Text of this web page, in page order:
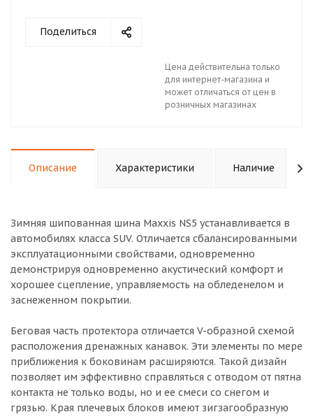
Поделиться
Цена действительна только
для интернет-магазина и
может отличаться от цен в
розничных магазинах
Описание Характеристики Наличие
Зимняя шипованная шина Maxxis NS5 устанавливается в
автомобилях класса SUV. Отличается сбалансированными
эксплуатационными свойствами, одновременно
демонстрируя одновременно акустический комфорт и
хорошее сцепление, управляемость на обледенелом и
заснеженном покрытии.
Беговая часть протектора отличается V-образной схемой
расположения дренажных канавок. Эти элементы по мере
приближения к боковинам расширяются. Такой дизайн
позволяет им эффективно справляться с отводом от пятна
контакта не только воды, но и ее смеси со снегом и
грязью. Края плечевых блоков имеют зигзагообразную